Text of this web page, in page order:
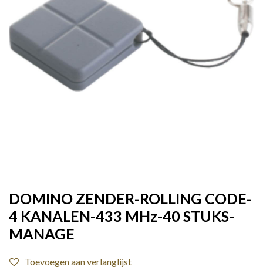
DOMINO ZENDER-ROLLING CODE-
4 KANALEN-433 MHz-40 STUKS-
MANAGE
Toevoegen aan verlanglijst